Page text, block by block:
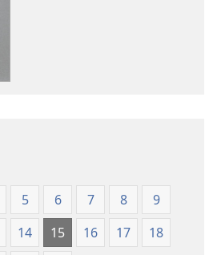
5 6 7 8
9
14 15 16 17
18